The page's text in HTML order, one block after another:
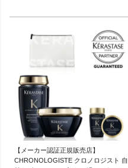
【メーカー認証正規販売店】
CHRONOLOGISTE クロノロジスト 自